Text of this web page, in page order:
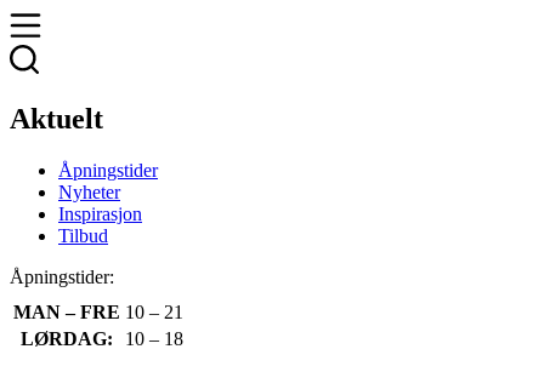
Aktuelt
Åpningstider
Nyheter
Inspirasjon
Tilbud
Åpningstider:
MAN – FRE 10 – 21
LØRDAG:
10 – 18